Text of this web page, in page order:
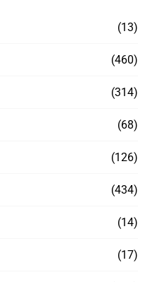
(13)
(460)
(314)
(68)
(126)
(434)
(14)
(17)